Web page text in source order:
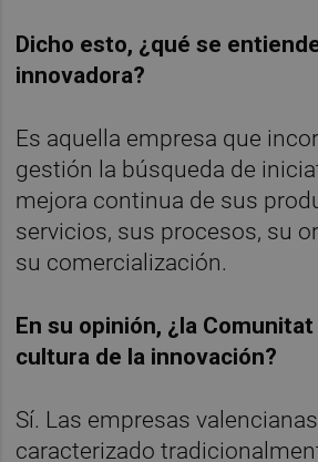
Dicho esto, ¿qué se
innovadora?
Es aquella empresa que
gestión la búsqueda de
mejora continua de sus
servicios, sus procesos, su
su comercialización.
En su opinión, ¿la
cultura de la innovación?
Sí. Las empresas
caracterizado